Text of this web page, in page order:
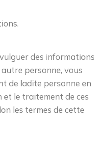
des informations
personne, vous
de ladite personne en
et le traitement de ces
les termes de cette